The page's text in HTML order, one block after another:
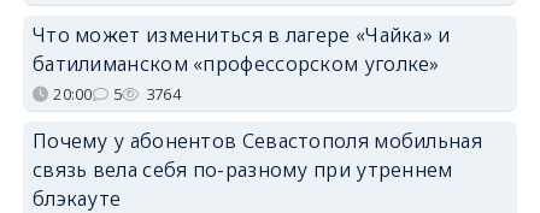
Что может измениться в лагере «Чайка» и
батилиманском «профессорском уголке»
20:00 5 3764
Почему у абонентов Севастополя мобильная
связь вела себя по-разному при утреннем
блэкауте